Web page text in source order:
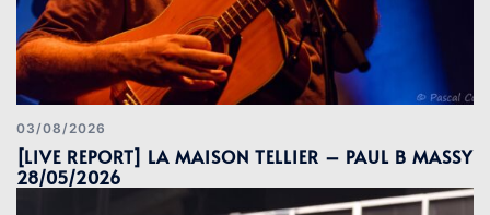
03/08/2026
[LIVE REPORT] LA MAISON TELLIER – PAUL B MASSY
28/05/2026